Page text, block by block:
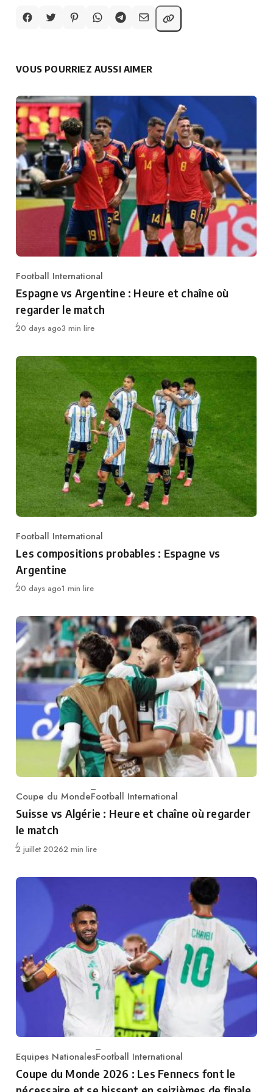
VOUS POURRIEZ AUSSI AIMER
Category
Football International
Espagne vs Argentine : Heure et chaîne où
regarder le match
Publié
20 days ago3 min lire
Category
Football International
Les compositions probables : Espagne vs
Argentine
Publié
20 days ago1 min lire
Category
Coupe du MondeFootball International
Suisse vs Algérie : Heure et chaîne où regarder
le match
Publié
2 juillet 20262 min lire
Category
Equipes NationalesFootball International
Coupe du Monde 2026 : Les Fennecs font le